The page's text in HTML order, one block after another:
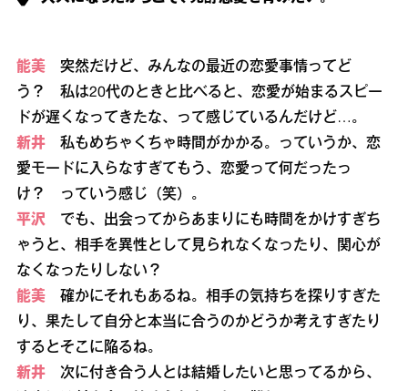
能美 突然だけど、みんなの最近の恋愛事情ってど
う？ 私は20代のときと比べると、恋愛が始まるスピー
ドが遅くなってきたな、って感じているんだけど…。
新井 私もめちゃくちゃ時間がかかる。っていうか、恋
愛モードに入らなすぎてもう、恋愛って何だったっ
け？ っていう感じ（笑）。
平沢 でも、出会ってからあまりにも時間をかけすぎち
ゃうと、相手を異性として見られなくなったり、関心が
なくなったりしない？
能美 確かにそれもあるね。相手の気持ちを探りすぎた
り、果たして自分と本当に合うのかどうか考えすぎたり
するとそこに陥るね。
新井 次に付き合う人とは結婚したいと思ってるから、